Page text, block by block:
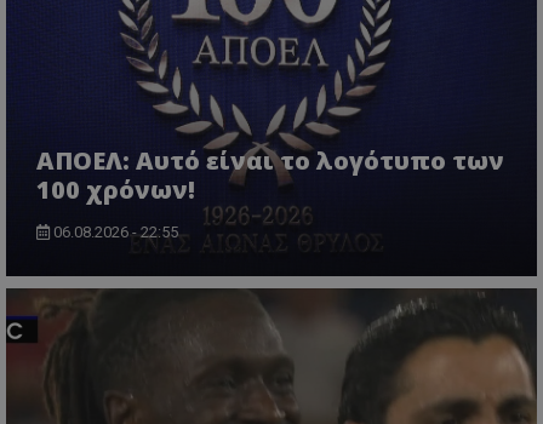
ΑΠΟΕΛ: Αυτό είναι το λογότυπο των
100 χρόνων!
06.08.2026 - 22:55